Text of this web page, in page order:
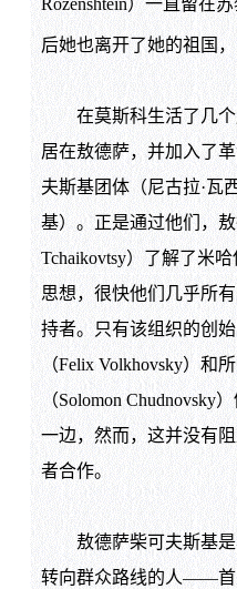
Rozenshtein）一直留在
后她也离开了她的祖国
在莫斯科生活了几个
居在敖德萨，并加入了
夫斯基团体（尼古拉·瓦
基）。正是通过他们，
Tchaikovtsy）了解了米
思想，很快他们几乎所
持者。只有该组织的创
（Felix Volkhovsky）和
（Solomon Chudnovsky
一边，然而，这并没有
者合作。
敖德萨柴可夫斯基是
转向群众路线的人——首